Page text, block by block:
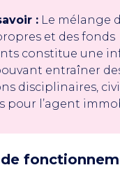
: Le mélange
et des fonds
constitue une
entraîner
disciplinaires,
pour l’agent